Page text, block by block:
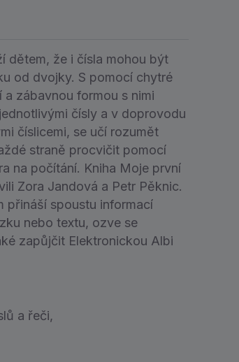
dětem, že i čísla mohou být
od dvojky. S pomocí chytré
zábavnou formou s nimi
čísly a v doprovodu
číslicemi, se učí rozumět
straně procvičit pomocí
na počítání. Kniha Moje první
Zora Jandová a Petr Pěknic.
přináší spoustu informací
nebo textu, ozve se
zapůjčit Elektronickou Albi
a řeči,